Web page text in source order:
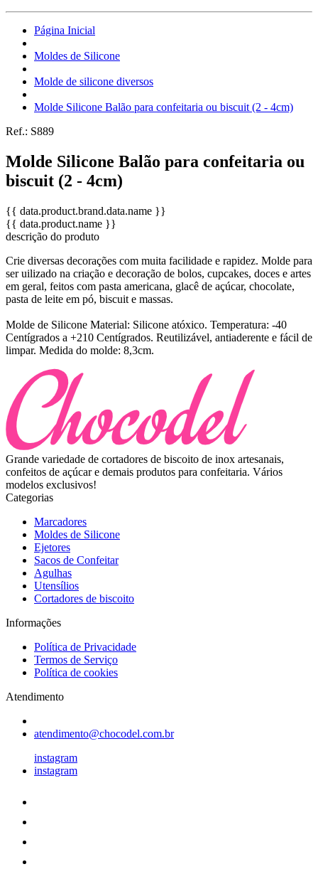
Página Inicial
Moldes de Silicone
Molde de silicone diversos
Molde Silicone Balão para confeitaria ou biscuit (2 - 4cm)
Ref.: S889
Molde Silicone Balão para confeitaria ou
biscuit (2 - 4cm)
{{ data.product.brand.data.name }}
{{ data.product.name }}
descrição do produto
Crie diversas decorações com muita facilidade e rapidez. Molde para
ser uilizado na criação e decoração de bolos, cupcakes, doces e artes
em geral, feitos com pasta americana, glacê de açúcar, chocolate,
pasta de leite em pó, biscuit e massas.
Molde de Silicone Material: Silicone atóxico. Temperatura: -40
Centígrados a +210 Centígrados. Reutilizável, antiaderente e fácil de
limpar. Medida do molde: 8,3cm.
Grande variedade de cortadores de biscoito de inox artesanais,
confeitos de açúcar e demais produtos para confeitaria. Vários
modelos exclusivos!
Categorias
Marcadores
Moldes de Silicone
Ejetores
Sacos de Confeitar
Agulhas
Utensílios
Cortadores de biscoito
Informações
Política de Privacidade
Termos de Serviço
Política de cookies
Atendimento
atendimento@chocodel.com.br
instagram
instagram